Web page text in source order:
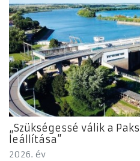
„Szükségessé válik a
leállítása”
2026. év